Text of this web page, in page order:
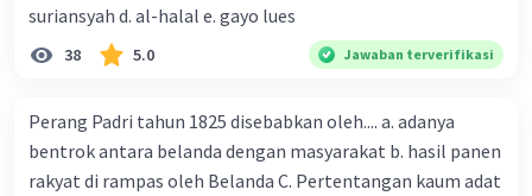
suriansyah d. al-halal e. gayo lues
38 5.0 Jawaban terverifikasi
Perang Padri tahun 1825 disebabkan oleh.... a. adanya
bentrok antara belanda dengan masyarakat b. hasil panen
rakyat di rampas oleh Belanda C. Pertentangan kaum adat